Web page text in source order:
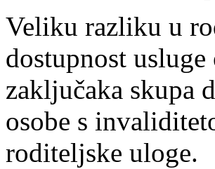
Veliku razliku u
dostupnost
zaključaka skupa
osobe s
roditeljske uloge.